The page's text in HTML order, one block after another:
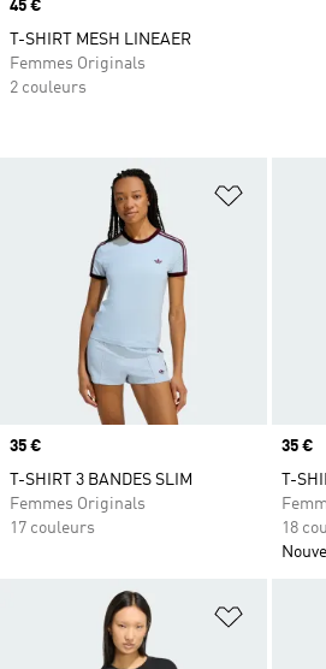
Ajouter
Prix
35 €
T-SHIRT 3 BANDES SLIM
Femmes Originals
17 couleurs
Prix
35 €
T-
18
Ajouter
Prix
45 €
T-SHIRT MESH LINEAER
Femmes Originals
2 couleurs